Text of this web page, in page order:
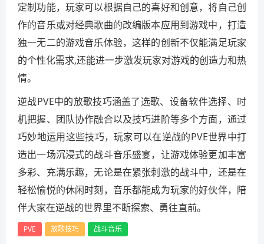
定制功能，玩家可以根据自己的喜好和创意，将自己创
作的音乐或对经典歌曲的改编版本应用到游戏中，打造
独一无二的游戏音乐体验，这样的创新不仅能满足玩家
的个性化需求,还能进一步激发玩家对游戏的创造力和热
情。
逆战PVE中的放歌技巧涵盖了选歌、设备软件选择、时
机把握、团队协作融合以及技巧进阶等多个方面，通过
巧妙地运用这些技巧，玩家可以在逆战的PVE世界中打
造出一场沉浸式的战斗音乐盛宴，让游戏体验更加丰富
多彩、充满乐趣，无论是在紧张刺激的战斗中，还是在
轻松愉悦的休闲时刻，音乐都能成为玩家的好伙伴，陪
伴大家在逆战的世界里不断探索、勇往直前。
PVE 放歌技巧 战斗音乐